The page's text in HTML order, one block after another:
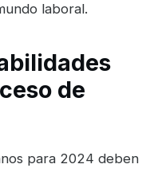
laboral.
de
para 2024 deben